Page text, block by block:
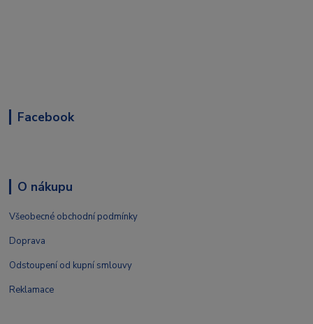
Facebook
O nákupu
Všeobecné obchodní podmínky
Doprava
Odstoupení od kupní smlouvy
Reklamace